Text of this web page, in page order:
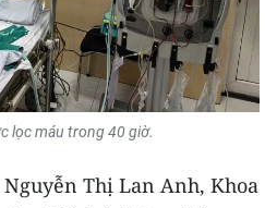
phía Bắc
lọc máu trong 40 giờ.
Thị Lan Anh, Khoa